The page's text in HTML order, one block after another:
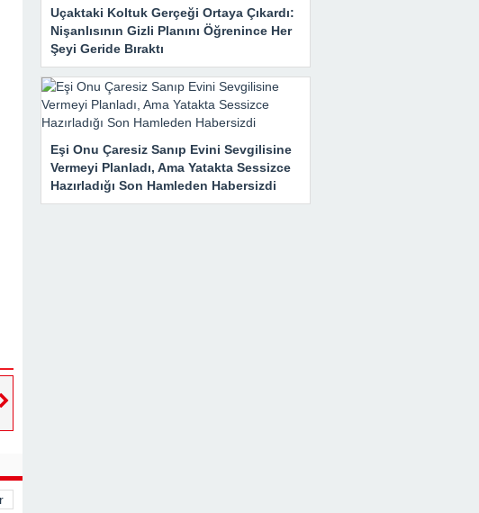
Uçaktaki Koltuk Gerçeği Ortaya Çıkardı:
Nişanlısının Gizli Planını Öğrenince Her
Şeyi Geride Bıraktı
Eşi Onu Çaresiz Sanıp Evini Sevgilisine
Vermeyi Planladı, Ama Yatakta Sessizce
Hazırladığı Son Hamleden Habersizdi